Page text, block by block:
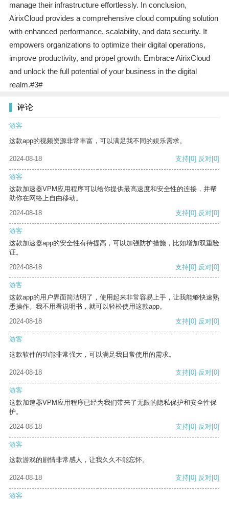
manage their infrastructure effortlessly. In conclusion,
AirixCloud provides a comprehensive cloud computing solution
with enhanced performance, scalability, and data security. It
empowers organizations to optimize their digital operations,
improve productivity, and propel growth. Embrace AirixCloud
and unlock the full potential of your business in the digital
realm.#3#
评论
游客
这款app的视频资源非常丰富，可以满足我不同的娱乐需求。
2024-08-18 支持[0] 反对[0]
游客
这款加速器VPM应用程序可以给你提供最高速度和安全性的连接，并帮
助你在网络上自由移动。
2024-08-18
支持[0] 反对[0]
游客
这款加速器app的安全性有待提高，可以加强防护措施，比如增加双重验
证。
2024-08-18
支持[0] 反对[0]
游客
这款app的用户界面简洁明了，使用起来非常容易上手，让我能够快速熟
悉操作。我不用看说明书，就可以轻松使用这款app。
2024-08-18
支持[0] 反对[0]
游客
这款软件的功能非常强大，可以满足我日常使用的需求。
2024-08-18 支持[0] 反对[0]
游客
这款加速器VPM应用程序已经为我们带来了无限的隐私保护和安全性保
护。
2024-08-18
支持[0] 反对[0]
游客
这款游戏的剧情非常感人，让我久久不能忘怀。
2024-08-18 支持[0] 反对[0]
游客